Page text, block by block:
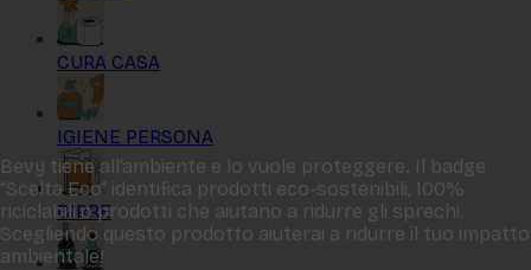
CURA CASA
IGIENE PERSONA
BIRRE
Bevy tiene all‘ambiente e lo vuole proteggere. Il badge
“Scelta Eco“ identifica prodotti eco-sostenibili, 100%
riciclabili o prodotti che aiutano a ridurre gli sprechi.
Scegliendo questo prodotto aiuterai a ridurre il tuo impatto
ambientale!